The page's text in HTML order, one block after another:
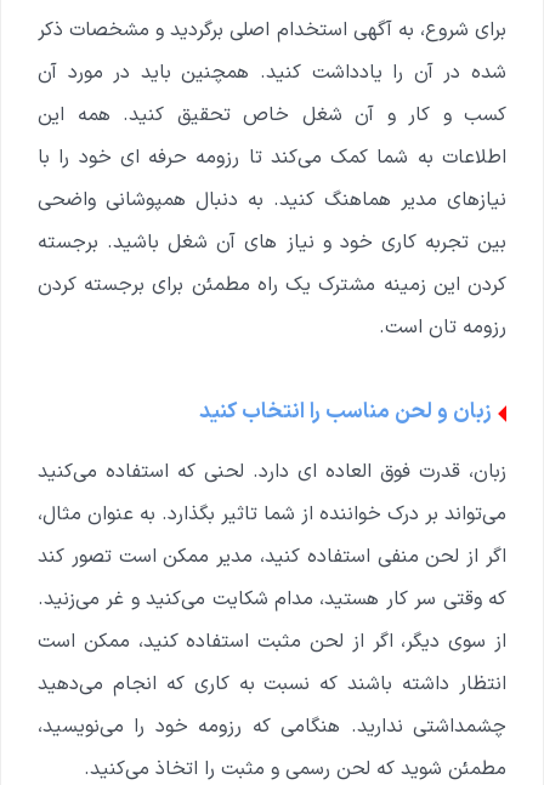
برای شروع، به آگهی استخدام اصلی برگردید و مشخصات ذکر
شده در آن را یادداشت کنید. همچنین باید در مورد آن
کسب و کار و آن شغل خاص تحقیق کنید. همه این
اطلاعات به شما کمک می‌کند تا رزومه حرفه ای خود را با
نیازهای مدیر هماهنگ کنید. به دنبال همپوشانی واضحی
بین تجربه کاری خود و نیاز های آن شغل باشید. برجسته
کردن این زمینه مشترک یک راه مطمئن برای برجسته کردن
رزومه تان است.
زبان و لحن مناسب را انتخاب کنید
زبان، قدرت فوق العاده ای دارد. لحنی که استفاده می‌کنید
می‌تواند بر درک خواننده از شما تاثیر بگذارد. به عنوان مثال،
اگر از لحن منفی استفاده کنید، مدیر ممکن است تصور کند
که وقتی سر کار هستید، مدام شکایت می‌کنید و غر می‌زنید.
از سوی دیگر، اگر از لحن مثبت استفاده کنید، ممکن است
انتظار داشته باشند که نسبت به کاری که انجام می‌دهید
چشمداشتی ندارید. هنگامی که رزومه خود را می‌نویسید،
مطمئن شوید که لحن رسمی و مثبت را اتخاذ می‌کنید.